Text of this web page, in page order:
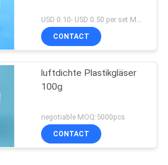
CONTACT
luftdichte Plastikgläser
100g
negotiable MOQ:5000pcs
CONTACT